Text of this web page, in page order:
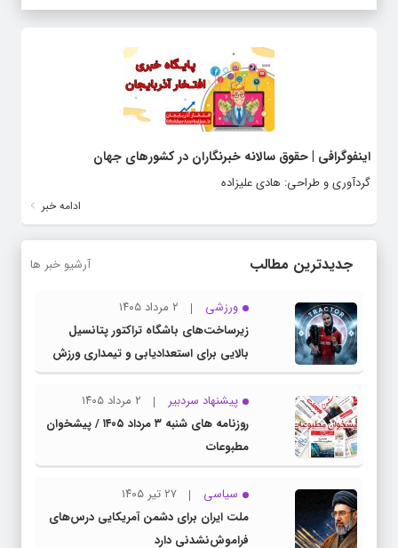
اینفوگرافی | حقوق سالانه خبرنگاران در کشورهای جهان
گردآوری و طراحی: هادی علیزاده
ادامه خبر
جدیدترین مطالب آرشیو خبر ها
ورزشی
۲ مرداد ۱۴۰۵
زیرساخت‌های باشگاه تراکتور پتانسیل
بالایی برای استعدادیابی و تیمداری ورزش
بانوان دارد
پیشنهاد سردبیر
۲ مرداد ۱۴۰۵
روزنامه های شنبه ۳ مرداد ۱۴۰۵ / پیشخوان
مطبوعات
سیاسی
۲۷ تیر ۱۴۰۵
ملت ایران برای دشمن آمریکایی درس‌های
فراموش‌نشدنی دارد